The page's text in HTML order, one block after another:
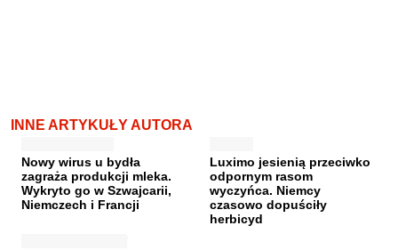
INNE ARTYKUŁY AUTORA
Nowy wirus u bydła
zagraża produkcji mleka.
Wykryto go w Szwajcarii,
Niemczech i Francji
Luximo jesienią przeciwko
odpornym rasom
wyczyńca. Niemcy
czasowo dopuściły
herbicyd